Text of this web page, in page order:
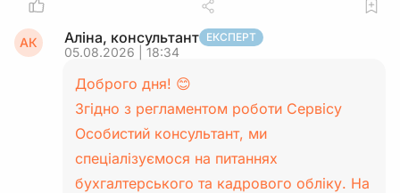
АК Аліна, консультант ЕКСПЕРТ
05.08.2026 | 18:34
Доброго дня! 😊
Згідно з регламентом роботи Сервісу
Особистий консультант, ми
спеціалізуємося на питаннях
бухгалтерського та кадрового обліку. На